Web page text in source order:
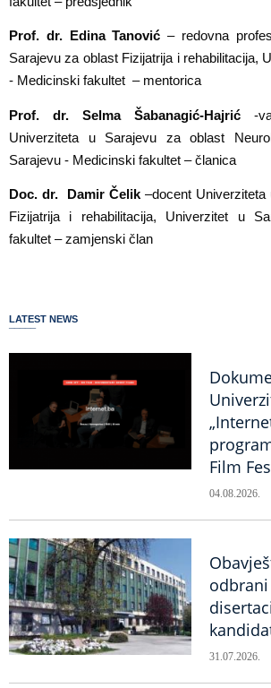
Prof. dr. Edina Tanović – redovna
Sarajevu za oblast Fizijatrija i rehabilitacija,
- Medicinski fakultet – mentorica
Prof. dr. Selma Šabanagić-Hajrić -
Univerziteta u Sarajevu za oblast
Sarajevu - Medicinski fakultet – članica
Doc. dr. Damir Čelik –docent
Fizijatrija i rehabilitacija, Univerzitet u
fakultet – zamjenski član
LATEST NEWS
Film
04.08.2026.
31.07.2026.